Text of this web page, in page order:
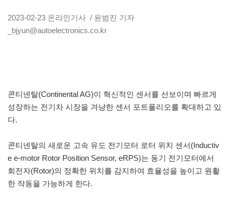
2023-02-23 온라인기사 / 윤범진 기자
_bjyun@autoelectronics.co.kr
콘티넨탈(Continental AG)이 혁신적인 센서를 선보이며 빠르게
성장하는 전기차 시장을 겨냥한 센서 포트폴리오를 확대하고 있
다.
콘티넨탈의 새로운 고속 유도 전기모터 로터 위치 센서(Inductiv
e e-motor Rotor Position Sensor, eRPS)는 동기 전기모터에서
회전자(Rotor)의 정확한 위치를 감지하여 효율성을 높이고 원활
한 작동을 가능하게 한다.